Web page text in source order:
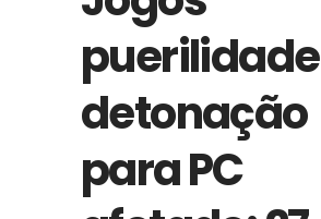
puerilidade
detonação
para PC